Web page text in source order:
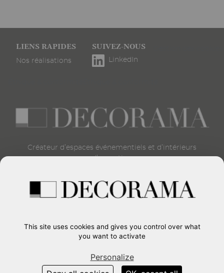
PiedLIENS RAPIDES
Nos réalisations
SUIVEZ-NOUS
LinkedIn
Créateur d’espaces événementiels et d’intérieurs
d’exception
Formulaire de contact
91380 -CHILLY-MAZARIN
France
This site uses cookies and gives you control over what
you want to activate
Personalize